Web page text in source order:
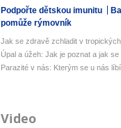
Podpořte dětskou imunitu
pomůže rýmovník
Jak se zdravě zchladit v
Úpal a úžeh: Jak je poznat a jak
Parazité v nás: Kterým se u nás
Video